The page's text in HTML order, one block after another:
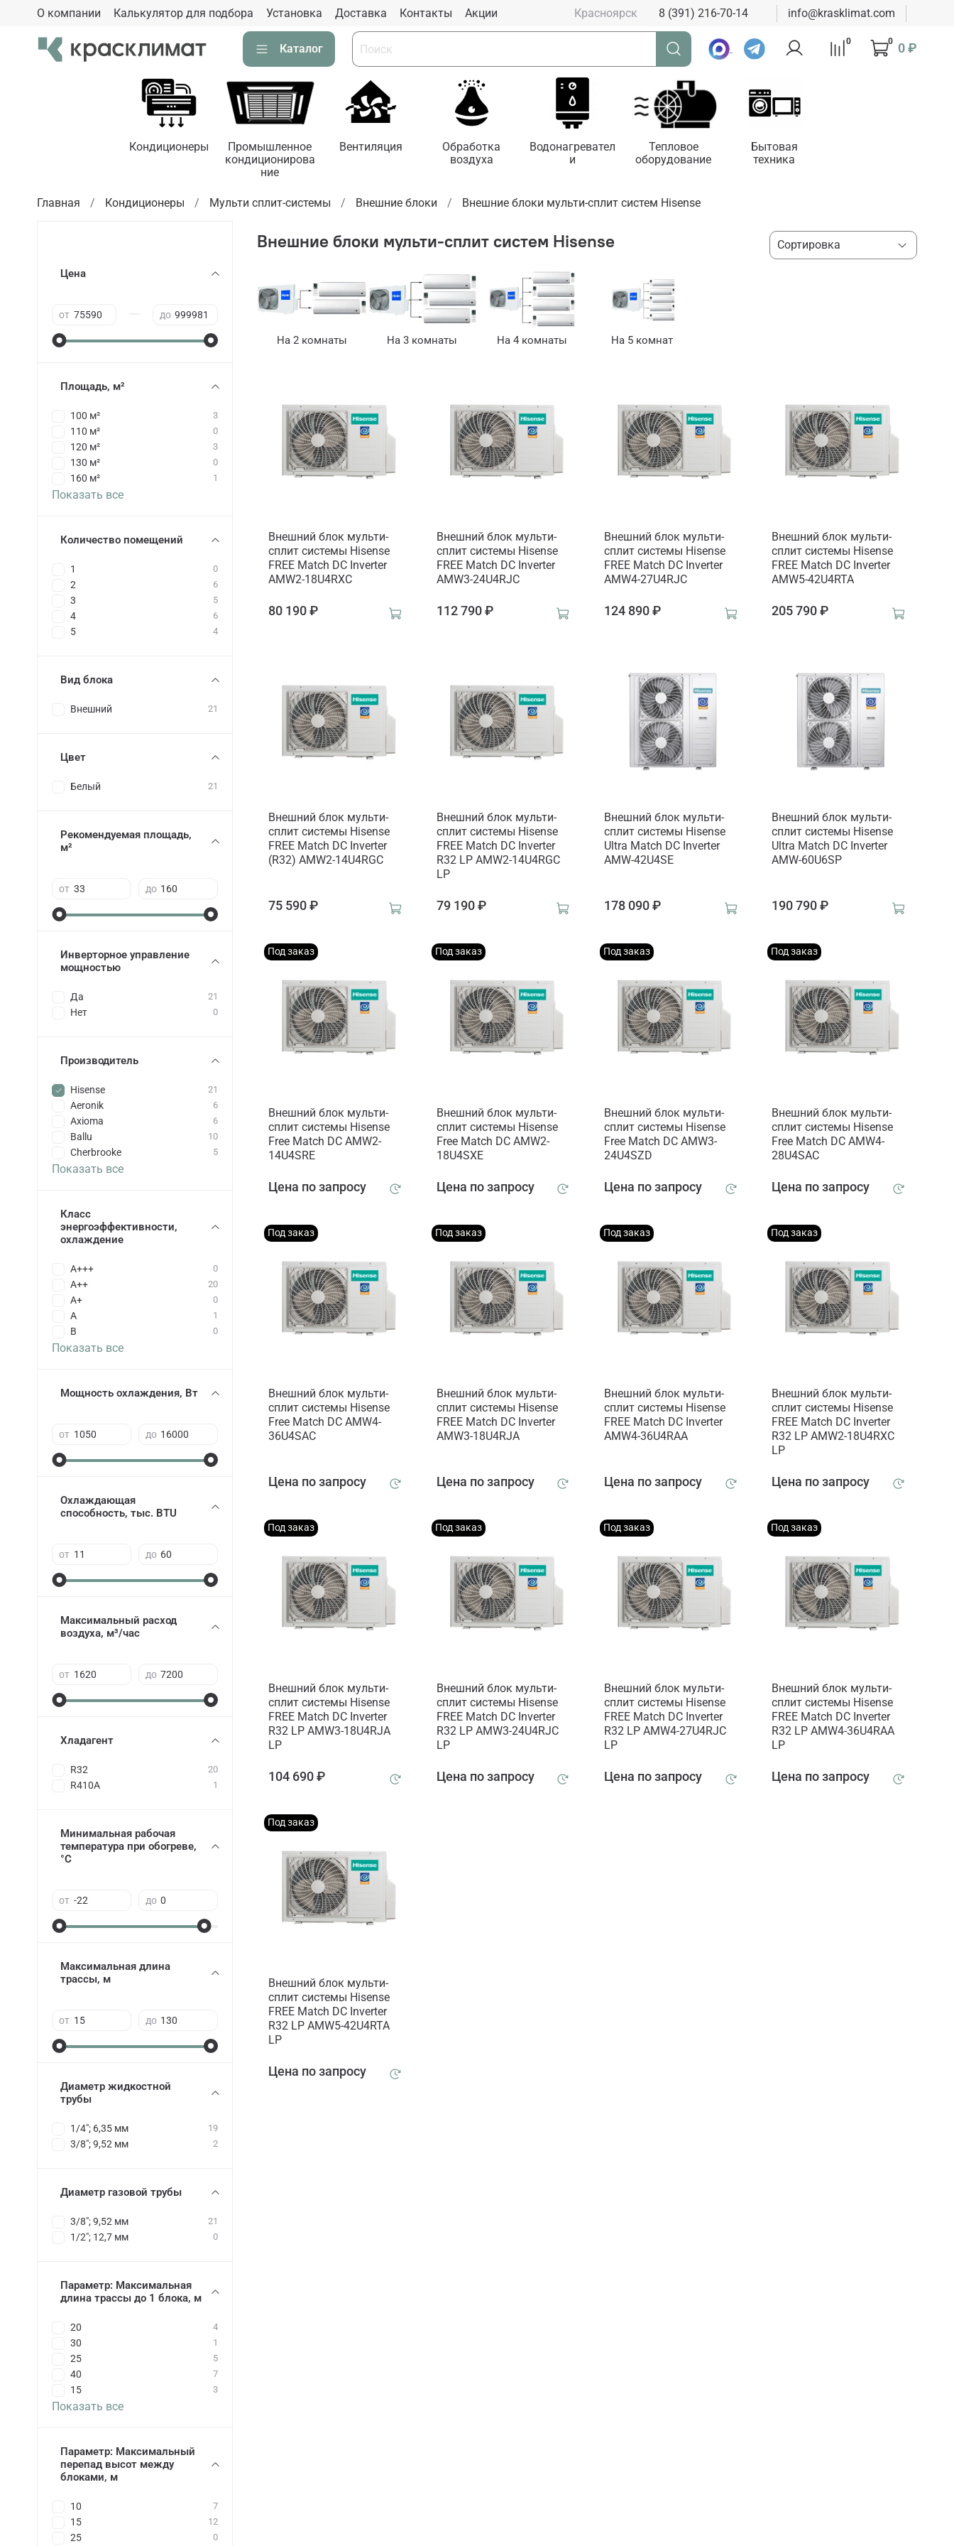
О компании Калькулятор для подбора Установка Доставка Контакты Aкции Красноярск 8 (391) 216-70-14 info@krasklimat.com
Каталог
0 0 0 ₽
Кондиционеры
Промышленное
кондиционирова
ние
Вентиляция
Обработка
воздуха
Водонагревател
и
Тепловое
оборудование
Бытовая
техника
Главная Кондиционеры Мульти сплит-системы Внешние блоки Внешние блоки мульти-сплит систем Hisense
Внешние блоки мульти-сплит систем Hisense
На 2 комнаты На 3 комнаты На 4 комнаты На 5 комнат
Внешний блок мульти-
сплит системы Hisense
FREE Match DC Inverter
AMW2-18U4RXC
80 190 ₽
Внешний блок мульти-
сплит системы Hisense
FREE Match DC Inverter
AMW3-24U4RJC
112 790 ₽
Внешний блок мульти-
сплит системы Hisense
FREE Match DC Inverter
AMW4-27U4RJC
124 890 ₽
Внешний блок мульти-
сплит системы Hisense
FREE Match DC Inverter
AMW5-42U4RTA
205 790 ₽
Внешний блок мульти-
сплит системы Hisense
FREE Match DC Inverter
(R32) AMW2-14U4RGC
75 590 ₽
Внешний блок мульти-
сплит системы Hisense
FREE Match DC Inverter
R32 LP AMW2-14U4RGC
LP
79 190 ₽
Внешний блок мульти-
сплит системы Hisense
Ultra Match DC Inverter
AMW-42U4SE
178 090 ₽
Внешний блок мульти-
сплит системы Hisense
Ultra Match DC Inverter
AMW-60U6SP
190 790 ₽
Под заказ
Внешний блок мульти-
сплит системы Hisense
Free Match DC AMW2-
14U4SRE
Цена по запросу
Под заказ
Внешний блок мульти-
сплит системы Hisense
Free Match DC AMW2-
18U4SXE
Цена по запросу
Под заказ
Внешний блок мульти-
сплит системы Hisense
Free Match DC AMW3-
24U4SZD
Цена по запросу
Под заказ
Внешний блок мульти-
сплит системы Hisense
Free Match DC AMW4-
28U4SAC
Цена по запросу
Под заказ
Внешний блок мульти-
сплит системы Hisense
Free Match DC AMW4-
36U4SAC
Цена по запросу
Под заказ
Внешний блок мульти-
сплит системы Hisense
FREE Match DC Inverter
AMW3-18U4RJA
Цена по запросу
Под заказ
Внешний блок мульти-
сплит системы Hisense
FREE Match DC Inverter
AMW4-36U4RAA
Цена по запросу
Под заказ
Внешний блок мульти-
сплит системы Hisense
FREE Match DC Inverter
R32 LP AMW2-18U4RXC
LP
Цена по запросу
Под заказ
Внешний блок мульти-
сплит системы Hisense
FREE Match DC Inverter
R32 LP AMW3-18U4RJA
LP
104 690 ₽
Под заказ
Внешний блок мульти-
сплит системы Hisense
FREE Match DC Inverter
R32 LP AMW3-24U4RJC
LP
Цена по запросу
Под заказ
Внешний блок мульти-
сплит системы Hisense
FREE Match DC Inverter
R32 LP AMW4-27U4RJC
LP
Цена по запросу
Под заказ
Внешний блок мульти-
сплит системы Hisense
FREE Match DC Inverter
R32 LP AMW4-36U4RAA
LP
Цена по запросу
Под заказ
Внешний блок мульти-
сплит системы Hisense
FREE Match DC Inverter
R32 LP AMW5-42U4RTA
LP
Цена по запросу
Цена
от до
Площадь, м²
100 м² 3
110 м² 0
120 м² 3
130 м² 0
160 м² 1
Показать все
Количество помещений
1 0
2 6
3 5
4 6
5 4
Вид блока
Внешний 21
Цвет
Белый 21
Рекомендуемая площадь,
м²
от до
Инверторное управление
мощностью
Да 21
Нет 0
Производитель
Hisense 21
Aeronik 6
Axioma 6
Ballu 10
Cherbrooke 5
Показать все
Класс
энергоэффективности,
охлаждение
A+++ 0
A++ 20
A+ 0
A 1
B 0
Показать все
Мощность охлаждения, Вт
от до
Охлаждающая
способность, тыс. BTU
от до
Максимальный расход
воздуха, м³/час
от до
Хладагент
R32 20
R410A 1
Минимальная рабочая
температура при обогреве,
°C
от до
Максимальная длина
трассы, м
от до
Диаметр жидкостной
трубы
1/4"; 6,35 мм 19
3/8"; 9,52 мм 2
Диаметр газовой трубы
3/8"; 9,52 мм 21
1/2"; 12,7 мм 0
Параметр: Максимальная
длина трассы до 1 блока, м
20 4
30 1
25 5
40 7
15 3
Показать все
Параметр: Максимальный
перепад высот между
блоками, м
10 7
15 12
25 0